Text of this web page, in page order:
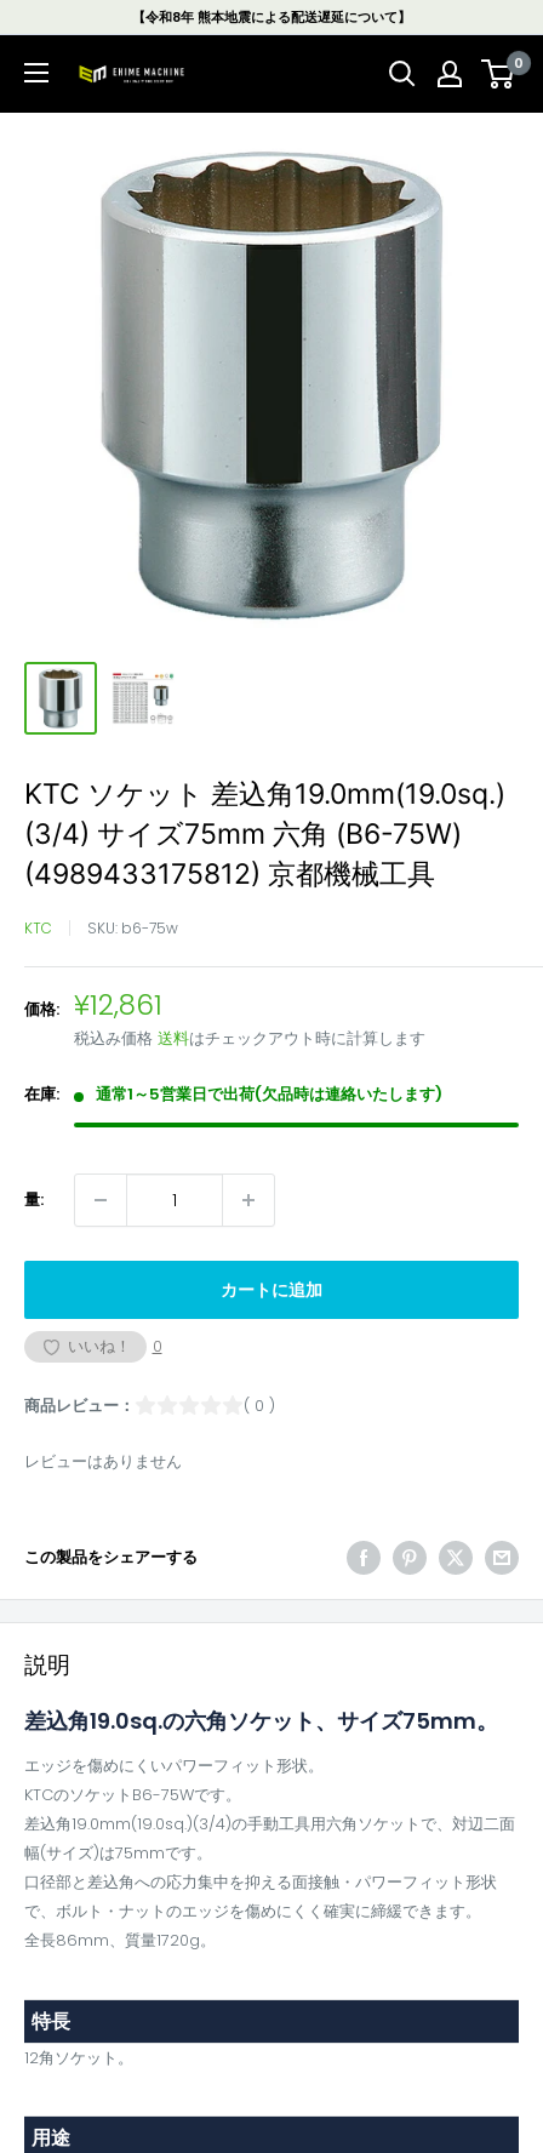
ン
【令和8年 熊本地震による配送遅延について】
エ
0
KTC ソケット 差込角19.0mm(19.0sq.)
(3/4) サイズ75mm 六角 (B6-75W)
(4989433175812) 京都機械工具
KTC SKU: b6-75w
価格: 販
売
価
格
¥12,861
税込み価格 送料はチェックアウト時に計算します
在庫: 通常1～5営業日で出荷(欠品時は連絡いたします)
量:
カートに追加
いいね！ 0
商品レビュー： ( 0 )
レビューはありません
この製品をシェアーする
説明
差込角19.0sq.の六角ソケット、サイズ75mm。
エッジを傷めにくいパワーフィット形状。
KTCのソケットB6-75Wです。
差込角19.0mm(19.0sq.)(3/4)の手動工具用六角ソケットで、対辺二面
幅(サイズ)は75mmです。
口径部と差込角への応力集中を抑える面接触・パワーフィット形状
で、ボルト・ナットのエッジを傷めにくく確実に締緩できます。
全長86mm、質量1720g。
特長
12角ソケット。
用途